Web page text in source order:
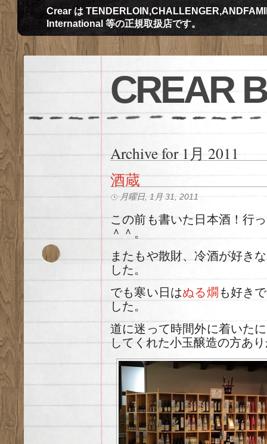
Crear は
International 等の正規取扱店です。
CREAR
Archive for 1月 2011
酒蔵
月曜日, 1月 31, 2011
この前も書いた日本酒！行
＾＾。
またもや散財、冷酒が好き
した。
でも寒い日はぬる燗 も好き
した。
道に迷って時間外に着いた
してくれた小玉醸造の方あ